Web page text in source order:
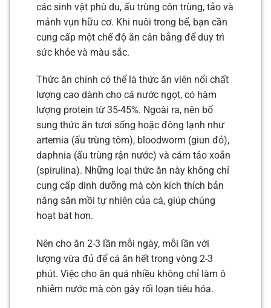
các sinh vật phù du, ấu trùng côn trùng, tảo và
mảnh vụn hữu cơ. Khi nuôi trong bể, bạn cần
cung cấp một chế độ ăn cân bằng để duy trì
sức khỏe và màu sắc.
Thức ăn chính có thể là thức ăn viên nổi chất
lượng cao dành cho cá nước ngọt, có hàm
lượng protein từ 35-45%. Ngoài ra, nên bổ
sung thức ăn tươi sống hoặc đông lạnh như
artemia (ấu trùng tôm), bloodworm (giun đỏ),
daphnia (ấu trùng rận nước) và cám tảo xoắn
(spirulina). Những loại thức ăn này không chỉ
cung cấp dinh dưỡng mà còn kích thích bản
năng săn mồi tự nhiên của cá, giúp chúng
hoạt bát hơn.
Nên cho ăn 2-3 lần mỗi ngày, mỗi lần với
lượng vừa đủ để cá ăn hết trong vòng 2-3
phút. Việc cho ăn quá nhiều không chỉ làm ô
nhiễm nước mà còn gây rối loạn tiêu hóa.